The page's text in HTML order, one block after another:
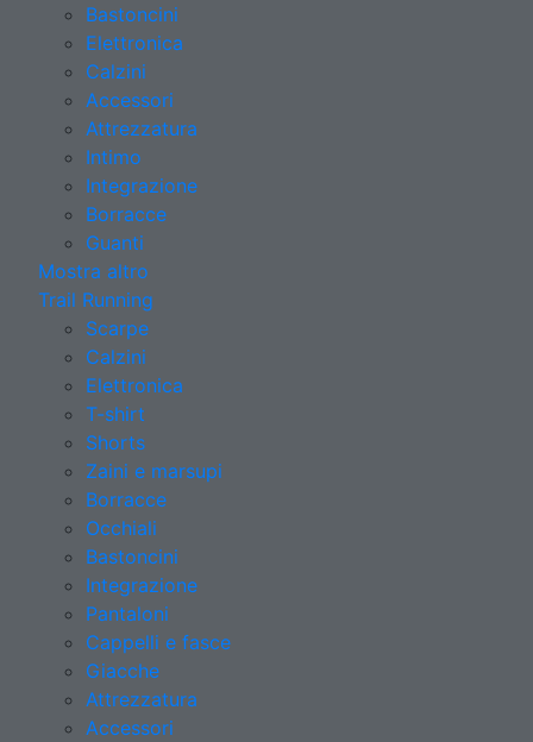
Bastoncini
Elettronica
Calzini
Accessori
Attrezzatura
Intimo
Integrazione
Borracce
Guanti
Mostra altro
Trail Running
Scarpe
Calzini
Elettronica
T-shirt
Shorts
Zaini e marsupi
Borracce
Occhiali
Bastoncini
Integrazione
Pantaloni
Cappelli e fasce
Giacche
Attrezzatura
Accessori